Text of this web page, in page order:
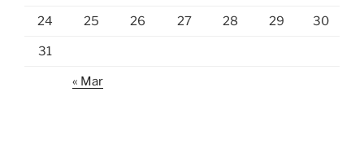
24 25 26 27 28 29 30
31
« Mar